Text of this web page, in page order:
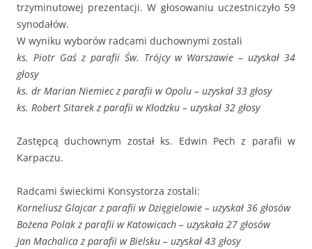
trzyminutowej prezentacji. W głosowaniu uczestniczyło 59
synodałów.
W wyniku wyborów radcami duchownymi zostali
ks. Piotr Gaś z parafii Św. Trójcy w Warszawie – uzyskał 34
głosy
ks. dr Marian Niemiec z parafii w Opolu – uzyskał 33 głosy
ks. Robert Sitarek z parafii w Kłodzku – uzyskał 32 głosy
Zastępcą duchownym został ks. Edwin Pech z parafii w
Karpaczu.
Radcami świeckimi Konsystorza zostali:
Korneliusz Glajcar z parafii w Dzięgielowie – uzyskał 36 głosów
Bożena Polak z parafii w Katowicach – uzyskała 27 głosów
Jan Machalica z parafii w Bielsku – uzyskał 43 głosy